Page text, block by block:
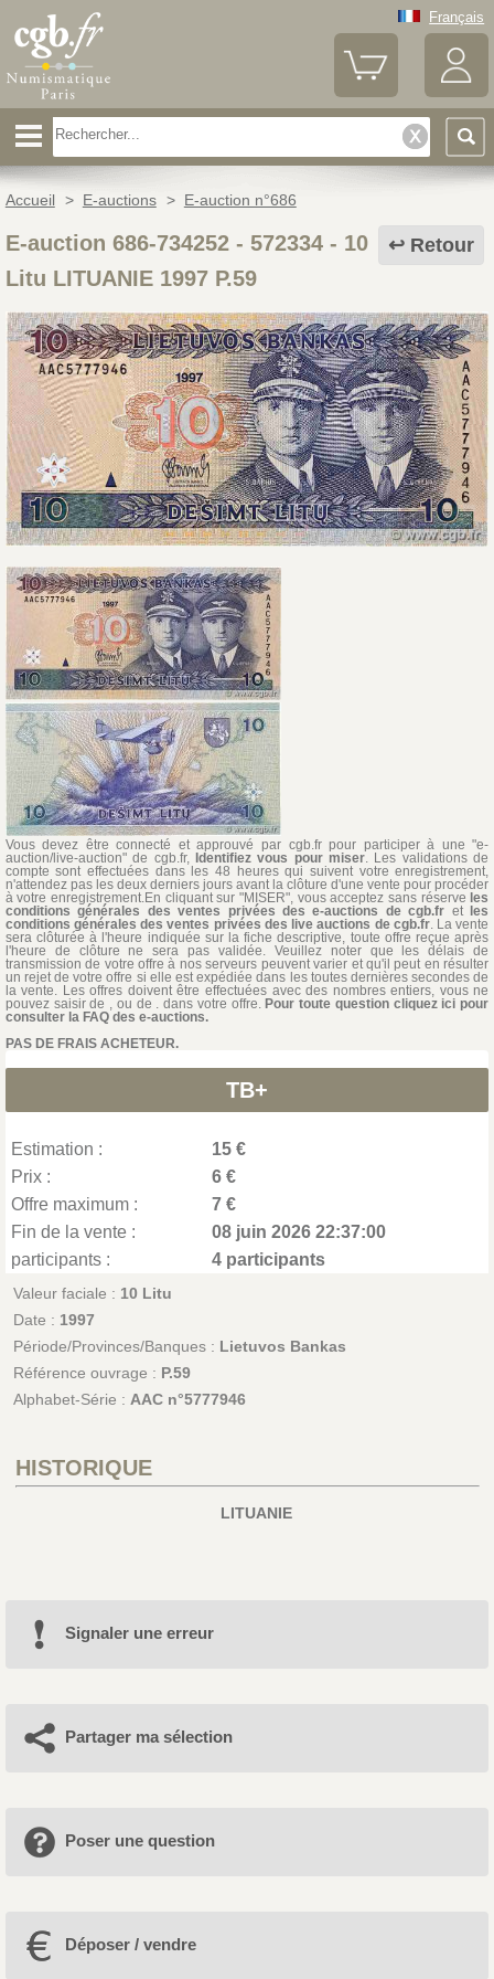
Français
Accueil > E-auctions > E-auction n°686
Retour
E-auction 686-734252 - 572334- 10
Litu LITUANIE 1997 P.59
Vous devez être connecté et approuvé par cgb.fr pour participer à une "e-
auction/live-auction" de cgb.fr, Identifiez vous pour miser. Les validations de
compte sont effectuées dans les 48 heures qui suivent votre enregistrement,
n'attendez pas les deux derniers jours avant la clôture d'une vente pour procéder
à votre enregistrement.En cliquant sur "MISER", vous acceptez sans réserve les
conditions générales des ventes privées des e-auctions de cgb.fr et les
conditions générales des ventes privées des live auctions de cgb.fr. La vente
sera clôturée à l'heure indiquée sur la fiche descriptive, toute offre reçue après
l'heure de clôture ne sera pas validée. Veuillez noter que les délais de
transmission de votre offre à nos serveurs peuvent varier et qu'il peut en résulter
un rejet de votre offre si elle est expédiée dans les toutes dernières secondes de
la vente. Les offres doivent être effectuées avec des nombres entiers, vous ne
pouvez saisir de , ou de . dans votre offre. Pour toute question cliquez ici pour
consulter la FAQ des e-auctions.
PAS DE FRAIS ACHETEUR.
TB+
Estimation :
15 €
Prix :
6 €
Offre maximum :
7 €
Fin de la vente :
08 juin 2026 22:37:00
participants :
4 participants
Valeur faciale : 10 Litu
Date : 1997
Période/Provinces/Banques : Lietuvos Bankas
Référence ouvrage : P.59
Alphabet-Série : AAC n°5777946
HISTORIQUE
LITUANIE
Signaler une erreur
Partager ma sélection
Poser une question
Déposer / vendre